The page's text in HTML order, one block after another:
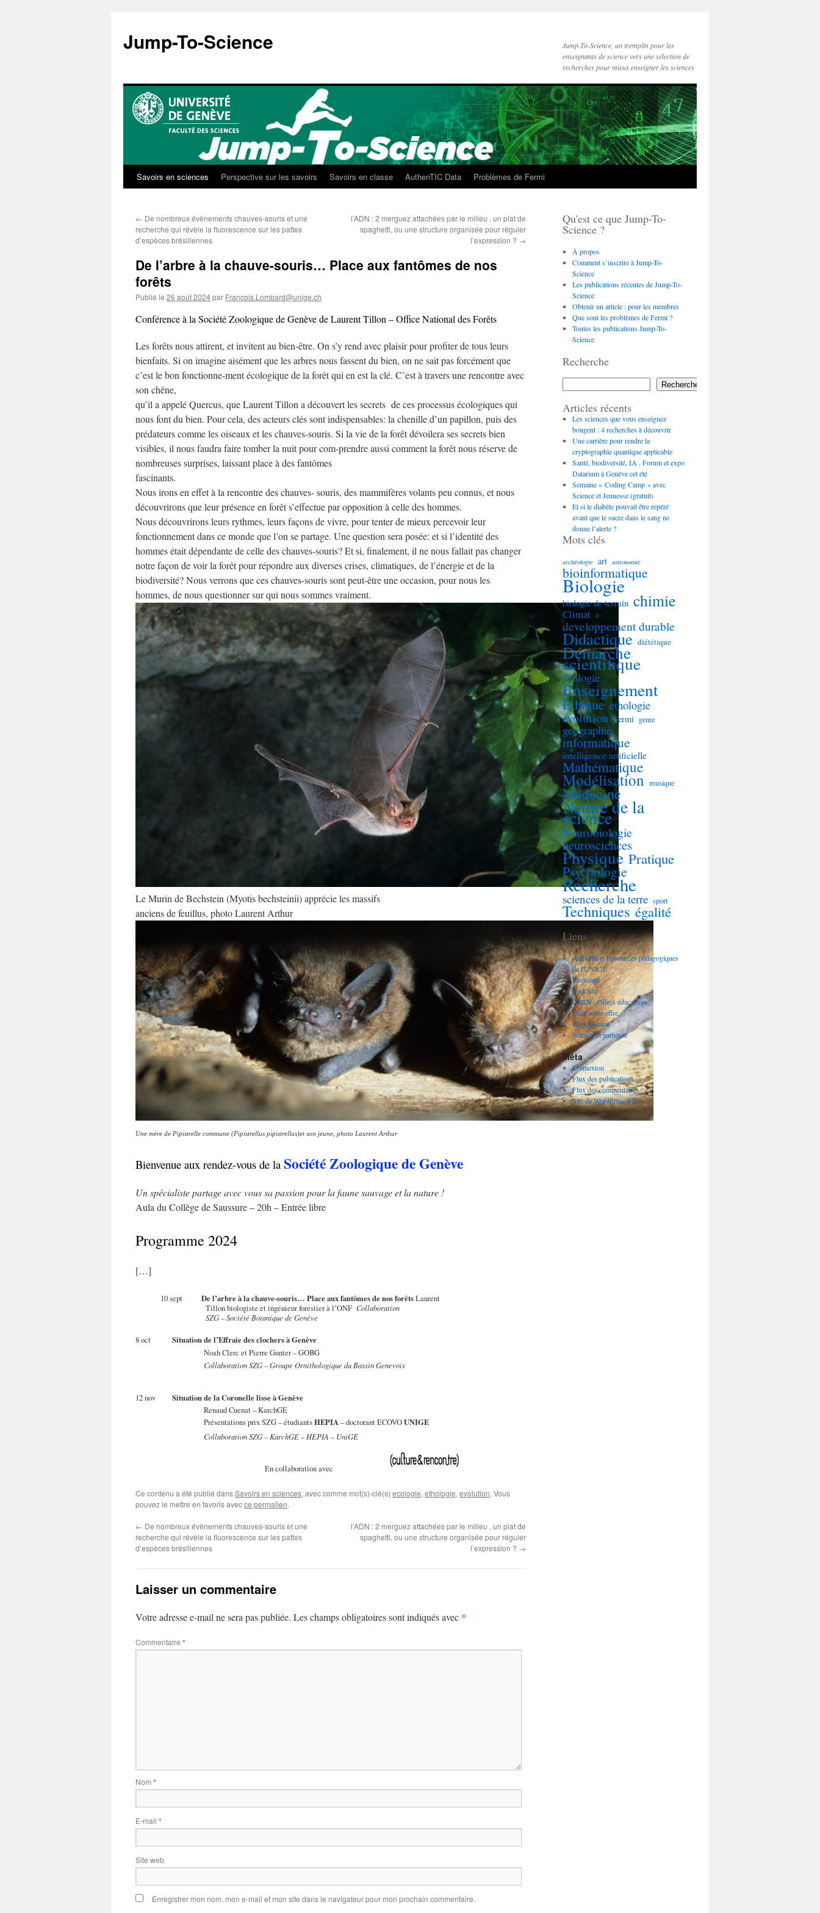
contenu
Jump-To-Science
Jump-To-Science, un tremplin pour les
enseignants de science vers une sélection de
recherches pour mieux enseigner les sciences
Savoirs en sciences Perspective sur les savoirs Savoirs en classe AuthenTIC Data Problèmes de Fermi
← De nombreux évènements chauves-souris et une
recherche qui révèle la fluorescence sur les pattes
d’espèces brésiliennes
l’ADN : 2 merguez attachées par le milieu , un plat de
spaghetti, ou une structure organisée pour réguler
l’expression ? →
De l’arbre à la chauve-souris… Place aux fantômes de nos
forêts
Publié le 26 août 2024par Francois.Lombard@unige.ch
Conférence à la Société Zoologique de Genève de Laurent Tillon – Office National des Forêts
Les forêts nous attirent, et invitent au bien-être. On s’y rend avec plaisir pour profiter de tous leurs
bienfaits. Si on imagine aisément que les arbres nous fassent du bien, on ne sait pas forcément que
c’est le bon fonctionne-ment écologique de la forêt qui en est la clé. C’est à travers une rencontre avec
son chêne,
qu’il a appelé Quercus, que Laurent Tillon a découvert les secrets de ces processus écologiques qui
nous font du bien. Pour cela, des acteurs clés sont indispensables: la chenille d’un papillon, puis des
prédateurs comme les oiseaux et les chauves-souris. Si la vie de la forêt dévoilera ses secrets bien
visibles, il nous faudra faire tomber la nuit pour com-prendre aussi comment la forêt nous réserve de
nombreuses surprises, laissant place à des fantômes
fascinants.
Nous irons en effet à la rencontre des chauves- souris, des mammifères volants peu connus, et nous
découvrirons que leur présence en forêt s’effectue par opposition à celle des hommes.
Nous découvrirons leurs rythmes, leurs façons de vivre, pour tenter de mieux percevoir leur
fonctionnement dans ce monde que l’on se partage. Une question sera posée: et si l’identité des
hommes était dépendante de celle des chauves-souris? Et si, finalement, il ne nous fallait pas changer
notre façon de voir la forêt pour répondre aux diverses crises, climatiques, de l’énergie et de la
biodiversité? Nous verrons que ces chauves-souris sont peut-être une occasion, pour nous les
hommes, de nous questionner sur qui nous sommes vraiment.
Le Murin de Bechstein (Myotis bechsteinii) apprécie les massifs
anciens de feuillus, photo Laurent Arthur
Une mère de Pipistrelle commune (Pipistrellus pipistrellus)et son jeune, photo Laurent Arthur
Bienvenue aux rendez-vous de laSociété Zoologique de Genève
Un spécialiste partage avec vous sa passion pour la faune sauvage et la nature !
Aula du Collège de Saussure – 20h – Entrée libre
Programme 2024
[…]
10 sept De l’arbre à la chauve-souris… Place aux fantômes de nos forêtsLaurent
Tillon biologiste et ingénieur forestier à l’ONF Collaboration
SZG – Société Botanique de Genève
8 oct Situation de l’Effraie des clochers à Genève
Noah Clerc et Pierre Gunter – GOBG
Collaboration SZG – Groupe Ornithologique du Bassin Genevois
12 nov Situation de la Coronelle lisse à Genève
Renaud Cuenat – KarchGE
Présentations prix SZG – étudiantsHEPIA– doctorant ECOVOUNIGE
Collaboration SZG – KarchGE – HEPIA – UniGE
En collaboration avec
Ce contenu a été publié dansSavoirs en sciences, avec comme mot(s)-clé(s) ecologie, ethologie, evolution. Vous
pouvez le mettre en favoris avecce permalien.
← De nombreux évènements chauves-souris et une
recherche qui révèle la fluorescence sur les pattes
d’espèces brésiliennes
l’ADN : 2 merguez attachées par le milieu , un plat de
spaghetti, ou une structure organisée pour réguler
l’expression ? →
Laisser un commentaire
Votre adresse e-mail ne sera pas publiée. Les champs obligatoires sont indiqués avec *
Commentaire *
Nom *
E-mail *
Site web
Enregistrer mon nom, mon e-mail et mon site dans le navigateur pour mon prochain commentaire.
Qu'est ce que Jump-To-
Science ?
À propos
Comment s’inscrire à Jump-To-
Science
Les publications récentes de Jump-To-
Science
Obtenir un article : pour les membres
Que sont les problèmes de Fermi ?
Toutes les publications Jump-To-
Science
Recherche
Rechercher
Articles récents
Les sciences que vous enseignez
bougent : 4 recherches à découvrir
Une carrière pour rendre la
cryptographie quantique applicable
Santé, biodiversité, IA . Forum et expo
Datarium à Genève cet été
Semaine « Coding Camp » avec
Science et Jeunesse (gratuit)
Et si le diabète pouvait être repéré
avant que le sucre dans le sang ne
donne l’alerte ?
Mots clés
archéologie art astronomie
bioinformatique
Biologie
biologie de terrain chimie
Climat d
developpement durable
Didactique diététique
Démarche
scientifique
ecologie
Enseignement
Ethique ethologie
evolution Fermi genre
geographie
informatique
intelligence artificielle
Mathématique
Modélisation musique
Médecine
Nature de la
science
Neurobiologie
neurosciences
Physique Pratique
Psychologie
Recherche
sciences de la terre sport
Techniques égalité
Liens
Activités et ressources pédagogiques
de l'UNIGE
BioScope
BioUtils
CERN : Offres éducatives
L'uni vous offre…
PhysisScope
Science et jeunesse
Méta
Connexion
Flux des publications
Flux des commentaires
Site de WordPress-FR